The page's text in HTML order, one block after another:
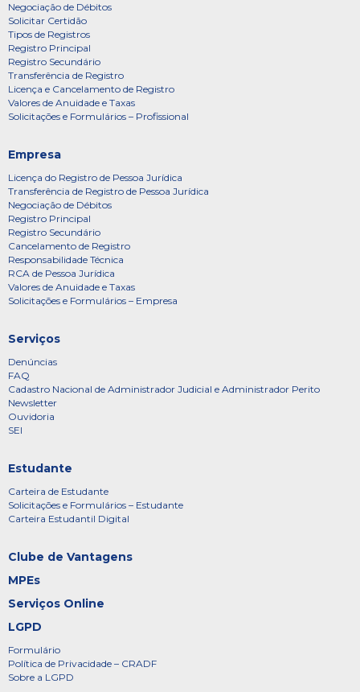
Negociação de Débitos
Solicitar Certidão
Tipos de Registros
Registro Principal
Registro Secundário
Transferência de Registro
Licença e Cancelamento de Registro
Valores de Anuidade e Taxas
Solicitações e Formulários – Profissional
Empresa
Licença do Registro de Pessoa Jurídica
Transferência de Registro de Pessoa Jurídica
Negociação de Débitos
Registro Principal
Registro Secundário
Cancelamento de Registro
Responsabilidade Técnica
RCA de Pessoa Jurídica
Valores de Anuidade e Taxas
Solicitações e Formulários – Empresa
Serviços
Denúncias
FAQ
Cadastro Nacional de Administrador Judicial e Administrador Perito
Newsletter
Ouvidoria
SEI
Estudante
Carteira de Estudante
Solicitações e Formulários – Estudante
Carteira Estudantil Digital
Clube de Vantagens
MPEs
Serviços Online
LGPD
Formulário
Política de Privacidade – CRADF
Sobre a LGPD